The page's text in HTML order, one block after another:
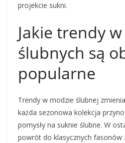
projekcie sukni.
Jakie trendy
ślubnych są
popularne
Trendy w modzie ślubnej
każda sezonowa kolekcja
pomysły na suknie ślubne. W
powrót do klasycznych fasonów